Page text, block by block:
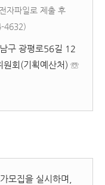
자파일로 제출 후
4632)
구 광평로56길 12
원회(기획예산처) ☏
모집을 실시하며,